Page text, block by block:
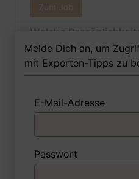
Zum Job
Welche
als Tierwirtin Ihrer
um in dem Job
Premium
Melde Dich an, um
mit Experten-Tipps zu
E-Mail-Adresse
Passwort